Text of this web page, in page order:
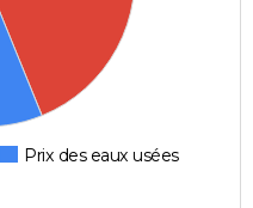
Prix des eaux usées